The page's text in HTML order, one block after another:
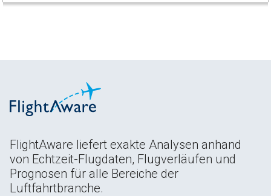
FlightAware liefert exakte Analysen anhand
von Echtzeit-Flugdaten, Flugverläufen und
Prognosen für alle Bereiche der
Luftfahrtbranche.